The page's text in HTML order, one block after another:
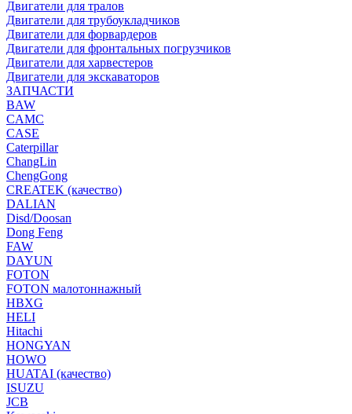
Двигатели для тралов
Двигатели для трубоукладчиков
Двигатели для форвардеров
Двигатели для фронтальных погрузчиков
Двигатели для харвестеров
Двигатели для экскаваторов
ЗАПЧАСТИ
BAW
CAMC
CASE
Caterpillar
ChangLin
ChengGong
CREATEK (качество)
DALIAN
Disd/Doosan
Dong Feng
FAW
DAYUN
FOTON
FOTON малотоннажный
HBXG
HELI
Hitachi
HONGYAN
HOWO
HUATAI (качество)
ISUZU
JCB